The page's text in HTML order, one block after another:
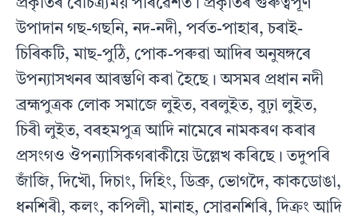
প্ৰকৃতিৰ বৈচিত্ৰ্যময় পৰিৱেশত। প্ৰকৃতিৰ গুৰুত্বপূৰ্ণ
উপাদান গছ-গছনি, নদ-নদী, পৰ্বত-পাহাৰ, চৰাই-
চিৰিকটি, মাছ-পুঠি, পোক-পৰুৱা আদিৰ অনুষঙ্গৰে
উপন্যাসখনৰ আৰম্ভণি কৰা হৈছে। অসমৰ প্ৰধান নদী
ব্ৰহ্মপুত্ৰক লোক সমাজে লুইত, বৰলুইত, বুঢ়া লুইত,
চিৰী লুইত, বৰহমপুত্ৰ আদি নামেৰে নামকৰণ কৰাৰ
প্ৰসংগও ঔপন্যাসিকগৰাকীয়ে উল্লেখ কৰিছে। তদুপৰি
জাঁজি, দিখৌ, দিচাং, দিহিং, ডিব্ৰু, ভোগদৈ, কাকডোঙা,
ধনশিৰী, কলং, কপিলী, মানাহ, সোৱনশিৰি, দিক্ৰং আদি